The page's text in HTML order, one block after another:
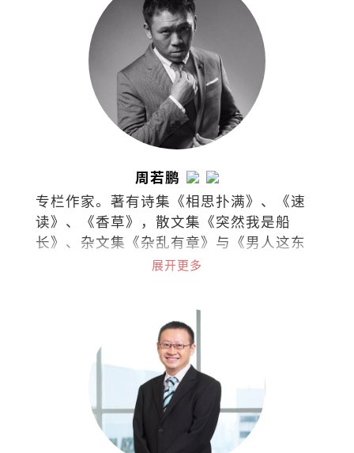
周若鹏
专栏作家。著有诗集《相思扑满》、《速
读》、《香草》，散文集《突然我是船
长》、杂文集《杂乱有章》与《男人这东
展开更多